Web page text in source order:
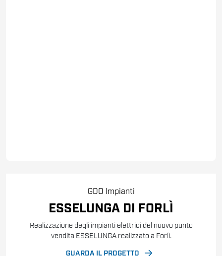
GDO Impianti
ESSELUNGA DI FORLÌ
Realizzazione degli impianti elettrici del nuovo punto
vendita ESSELUNGA realizzato a Forlì.
GUARDA IL PROGETTO